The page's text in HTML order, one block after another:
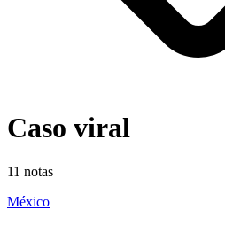
Caso viral
11 notas
México